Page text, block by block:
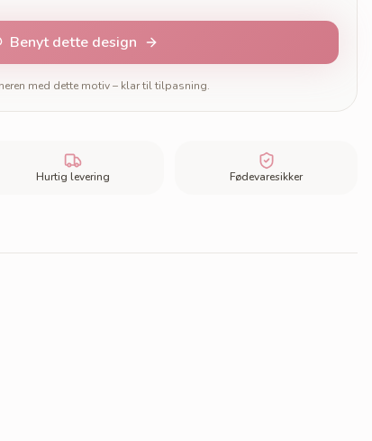
Benyt dette design
med dette motiv – klar til tilpasning.
Hurtig levering Fødevaresikker